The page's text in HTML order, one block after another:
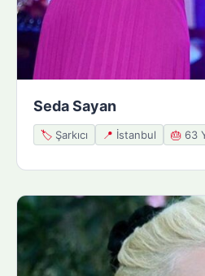
Seda Sayan
🏷️ Şarkıcı 📍 İstanbul 🎂 63